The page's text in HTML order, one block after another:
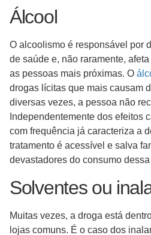
Álcool
O alcoolismo é responsável por
de saúde e, não raramente,
as pessoas mais próximas. O
drogas lícitas que mais causam
diversas vezes, a pessoa não
Independentemente dos efeitos
com frequência já caracteriza a
tratamento é acessível e salva
devastadores do consumo
Solventes ou
Muitas vezes, a droga está
lojas comuns. É o caso dos